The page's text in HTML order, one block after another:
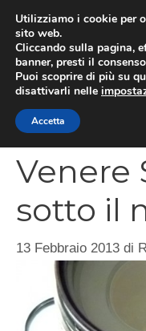
contenuto
Venere
sotto il
13 Febbraio 2013 di
Utilizziamo i cookie per
sito web.
Cliccando sulla pagina,
banner, presti il
Puoi scoprire di più su
disattivarli nelle
Accetta